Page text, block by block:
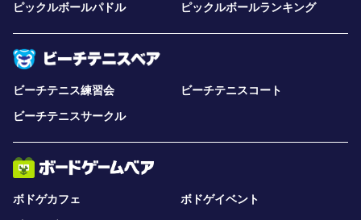
ピックルボールパドル
ピックルボールランキング
ビーチテニス練習会
ビーチテニスコート
ビーチテニスサークル
ボドゲカフェ
ボドゲイベント